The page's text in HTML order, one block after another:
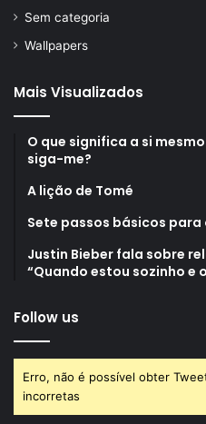
Sem categoria
Wallpapers
Mais Visualizados
O que significa a si
siga-me?
A lição de Tomé
Sete passos básicos para
Justin Bieber fala sobre
“Quando estou sozinho e
Follow us
Erro, não é possível obter
incorretas